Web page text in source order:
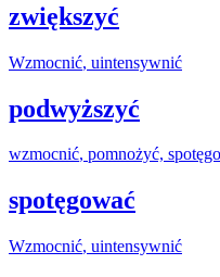
zwiększyć
Wzmocnić, uintensywnić
podwyższyć
wzmocnić, pomnożyć,
spotęgować
Wzmocnić, uintensywnić